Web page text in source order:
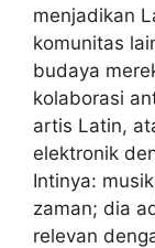
menjadikan
komunitas
budaya
kolaborasi
artis Latin,
elektronik
Intinya:
zaman; dia
relevan